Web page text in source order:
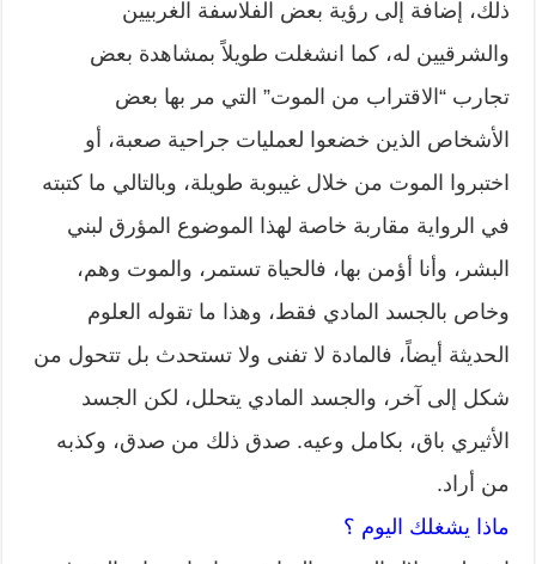
ذلك، إضافة إلى رؤية بعض الفلاسفة الغربيين
والشرقيين له، كما انشغلت طويلاً بمشاهدة بعض
تجارب “الاقتراب من الموت” التي مر بها بعض
الأشخاص الذين خضعوا لعمليات جراحية صعبة، أو
اختبروا الموت من خلال غيبوبة طويلة، وبالتالي ما كتبته
في الرواية مقاربة خاصة لهذا الموضوع المؤرق لبني
البشر، وأنا أؤمن بها، فالحياة تستمر، والموت وهم،
وخاص بالجسد المادي فقط، وهذا ما تقوله العلوم
الحديثة أيضاً، فالمادة لا تفنى ولا تستحدث بل تتحول من
شكل إلى آخر، والجسد المادي يتحلل، لكن الجسد
الأثيري باق، بكامل وعيه. صدق ذلك من صدق، وكذبه
من أراد.
ماذا يشغلك اليوم ؟